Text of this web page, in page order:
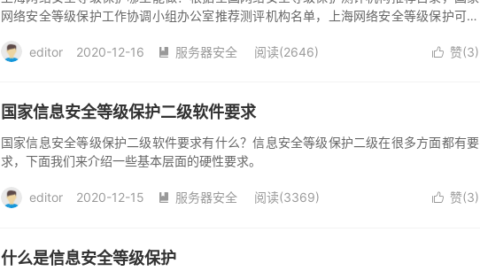
网络安全等级保护工作协调小组办公室推荐测评机构名单，上海网络安全等级保护可以
editor
2020-12-16  服务器安全 阅读(2646)  赞(3)
国家信息安全等级保护二级软件要求
国家信息安全等级保护二级软件要求有什么？信息安全等级保护二级在很多方面都有要
求，下面我们来介绍一些基本层面的硬性要求。
editor 2020-12-15  服务器安全 阅读(3369)  赞(3)
什么是信息安全等级保护